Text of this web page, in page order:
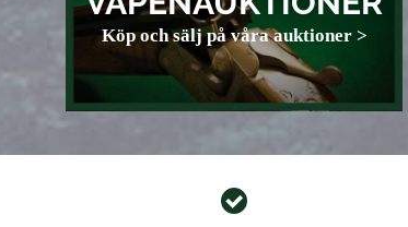
Köp och sälj på våra auktioner >